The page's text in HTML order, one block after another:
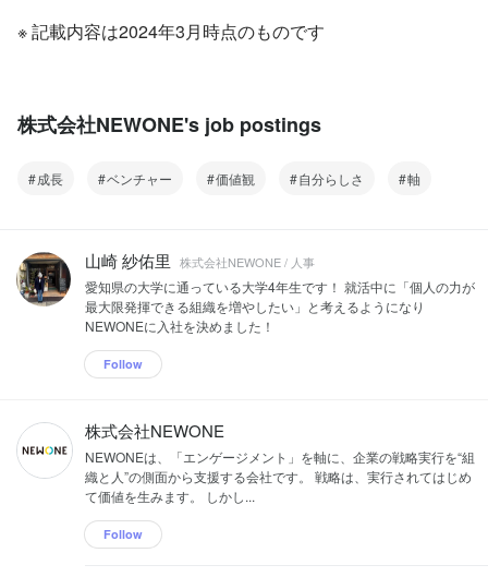
※ 記載内容は2024年3月時点のものです
株式会社NEWONE's job postings
成長 ベンチャー 価値観 自分らしさ 軸
山崎 紗佑里 株式会社NEWONE / 人事
愛知県の大学に通っている大学4年生です！ 就活中に「個人の力が
最大限発揮できる組織を増やしたい」と考えるようになり
NEWONEに入社を決めました！
Follow
株式会社NEWONE
NEWONEは、「エンゲージメント」を軸に、企業の戦略実行を“組
織と人”の側面から支援する会社です。 戦略は、実行されてはじめ
て価値を生みます。 しかし...
Follow